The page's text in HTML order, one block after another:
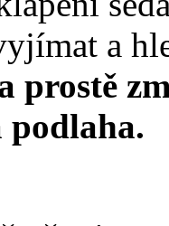
a
prostě
podlaha.